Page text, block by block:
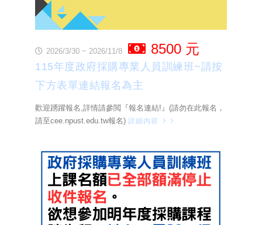
2026/3/30 ~ 2026/11/8 8500 元
115年度政府採購專業人員訓練班~請按
下方表單連結報名為主
歡迎踴躍報名,詳情請參閲『報名連結!』(請勿在此報名，
請至cee.npust.edu.tw報名) 詳細內容